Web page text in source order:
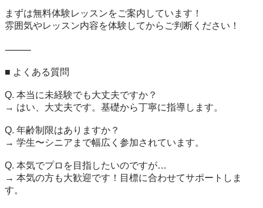
まずは無料体験レッスンをご案内しています！
雰囲気やレッスン内容を体験してからご判断ください！
⸻
■ よくある質問
Q. 本当に未経験でも大丈夫ですか？
→ はい、大丈夫です。基礎から丁寧に指導します。
Q. 年齢制限はありますか？
→ 学生〜シニアまで幅広く参加されています。
Q. 本気でプロを目指したいのですが…
→ 本気の方も大歓迎です！目標に合わせてサポートしま
す。